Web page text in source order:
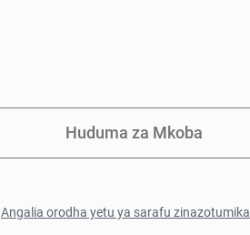
Huduma za Mkoba
Angalia orodha yetu ya sarafu zinazotumika